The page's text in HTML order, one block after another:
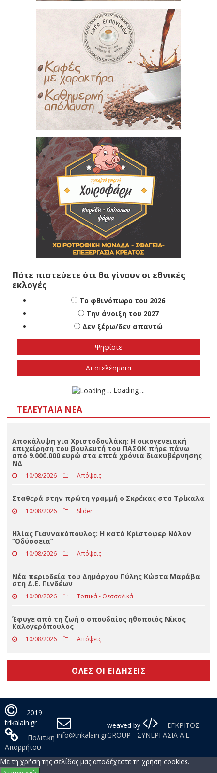
Πότε πιστεύετε ότι θα γίνουν οι εθνικές
εκλογές
Το φθινόπωρο του 2026
Την άνοιξη του 2027
Δεν ξέρω/δεν απαντώ
ΤΕΛΕΥΤΑΊΑ ΝΈΑ
από 9.000.000 ευρώ στα επτά χρόνια διακυβέρνησης
ΝΔ
Σταθερά στην πρώτη γραμμή ο Σκρέκας στα Τρίκαλα
10/08/2026 Slider
Ηλίας Γιαννακόπουλος: Η κατά Κρίστοφερ Νόλαν
“Oδύσσεια”
10/08/2026 Απόψεις
Νέα περιοδεία του Δημάρχου Πύλης Κώστα Μαράβα
στη Δ.Ε. Πινδέων
10/08/2026 Τοπικά - Θεσσαλικά
Έφυγε από τη ζωή ο σπουδαίος ηθοποιός Νίκος
Καλογερόπουλος
10/08/2026 Απόψεις
2019
trikalain.gr
weaved by